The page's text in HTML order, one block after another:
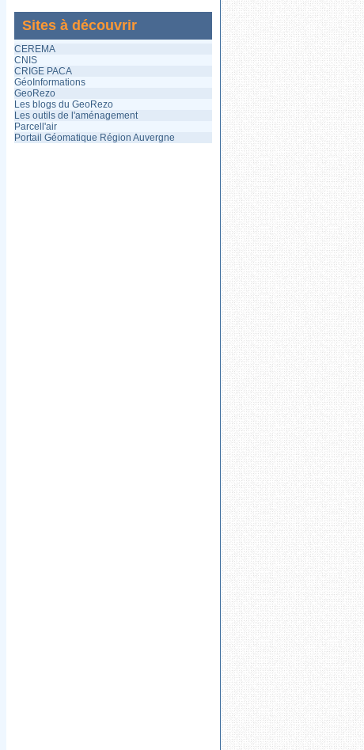
Sites à découvrir
CEREMA
CNIS
CRIGE PACA
GéoInformations
GeoRezo
Les blogs du GeoRezo
Les outils de l'aménagement
Parcell'air
Portail Géomatique Région Auvergne